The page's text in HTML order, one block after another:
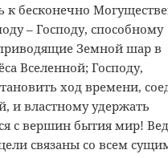
бесконечно
– Господу, способному
Земной шар в
Вселенной; Господу,
ход времени,
и властному удержать
с вершин бытия мир!
связаны со всем